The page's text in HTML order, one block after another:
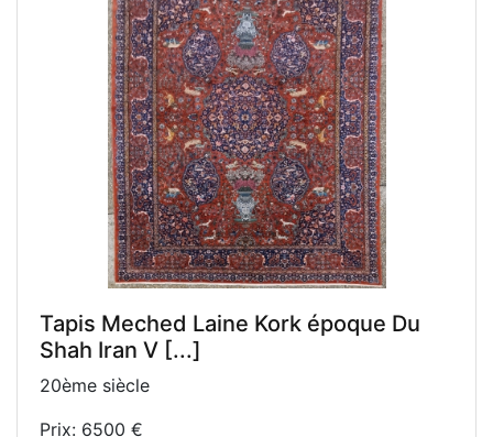
Tapis Meched Laine Kork époque Du
Shah Iran V [...]
20ème siècle
Prix: 6500 €